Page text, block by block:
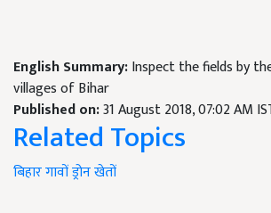
English Summary:Inspect the fields by
villages of Bihar
Published on:31 August 2018, 07:02 AM
Related Topics
बिहारगावोंड्रोनखेतों